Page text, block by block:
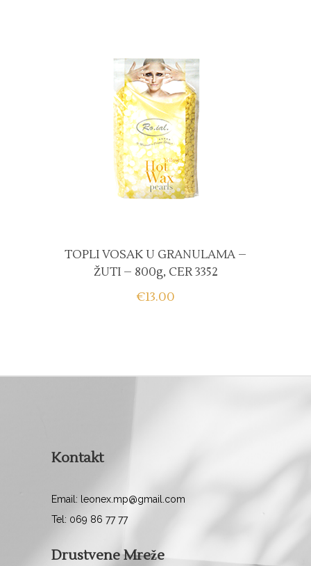
TOPLI VOSAK U GRANULAMA –
ŽUTI – 800g, CER 3352
€13.00
Kontakt
Email: leonex.mp@gmail.com
Tel: 069 86 77 77
Drustvene Mreže